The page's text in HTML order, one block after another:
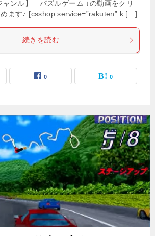
ンル】 パズルゲーム ↓の動画をクリ
めます♪ [csshop service=”rakuten” k […]
続きを読む
0 0